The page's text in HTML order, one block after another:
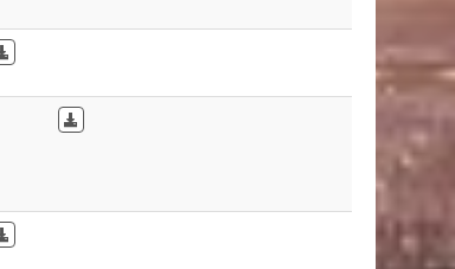
Download in French
Download in Dutch
Download in French